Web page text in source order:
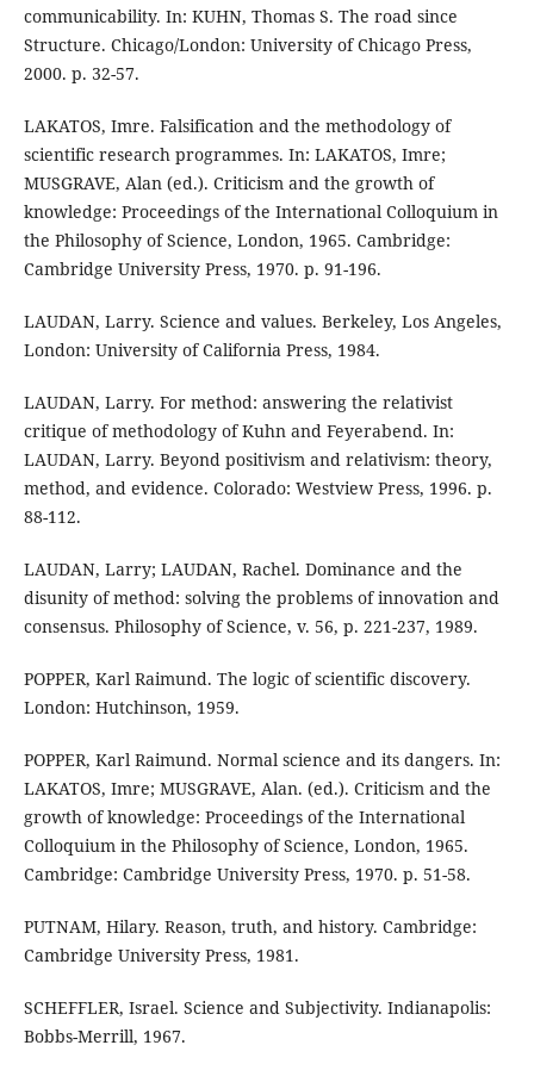
communicability. In: KUHN, Thomas S. The road since
Structure. Chicago/London: University of Chicago Press,
2000. p. 32-57.
LAKATOS, Imre. Falsification and the methodology of
scientific research programmes. In: LAKATOS, Imre;
MUSGRAVE, Alan (ed.). Criticism and the growth of
knowledge: Proceedings of the International Colloquium in
the Philosophy of Science, London, 1965. Cambridge:
Cambridge University Press, 1970. p. 91-196.
LAUDAN, Larry. Science and values. Berkeley, Los Angeles,
London: University of California Press, 1984.
LAUDAN, Larry. For method: answering the relativist
critique of methodology of Kuhn and Feyerabend. In:
LAUDAN, Larry. Beyond positivism and relativism: theory,
method, and evidence. Colorado: Westview Press, 1996. p.
88-112.
LAUDAN, Larry; LAUDAN, Rachel. Dominance and the
disunity of method: solving the problems of innovation and
consensus. Philosophy of Science, v. 56, p. 221-237, 1989.
POPPER, Karl Raimund. The logic of scientific discovery.
London: Hutchinson, 1959.
POPPER, Karl Raimund. Normal science and its dangers. In:
LAKATOS, Imre; MUSGRAVE, Alan. (ed.). Criticism and the
growth of knowledge: Proceedings of the International
Colloquium in the Philosophy of Science, London, 1965.
Cambridge: Cambridge University Press, 1970. p. 51-58.
PUTNAM, Hilary. Reason, truth, and history. Cambridge:
Cambridge University Press, 1981.
SCHEFFLER, Israel. Science and Subjectivity. Indianapolis:
Bobbs-Merrill, 1967.